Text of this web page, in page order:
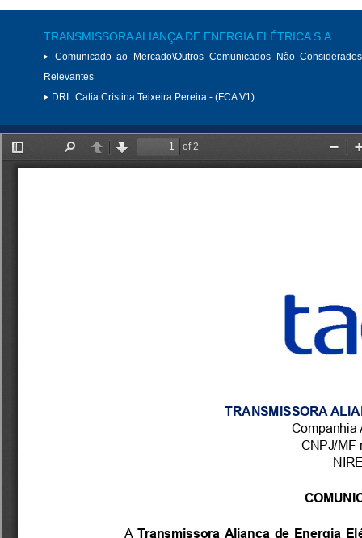
TRANSMISSORA ALIANÇA DE ENERGIA ELÉTRICA S.A.
Comunicado ao Mercado\Outros Comunicados Não
Relevantes
DRI: Catia Cristina Teixeira Pereira - (FCA V1)